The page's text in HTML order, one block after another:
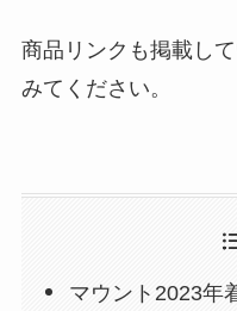
商品リンクも掲載し
みてください。
マウント2023年